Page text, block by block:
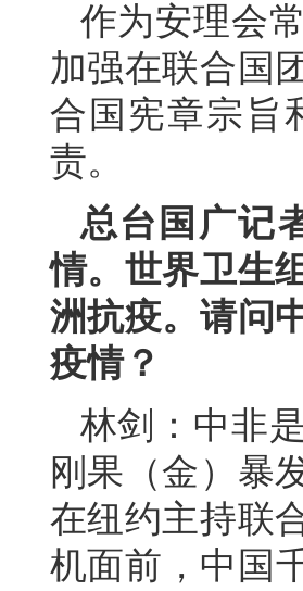
作为安理会
加强在联合国
合国宪章宗旨
责。
总台国广记
情。世界卫生
洲抗疫。请问
疫情？
林剑：中非
刚果（金）暴
在纽约主持联
机面前，中国